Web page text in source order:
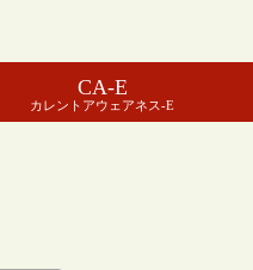
CA-E
カレントアウェアネス-E